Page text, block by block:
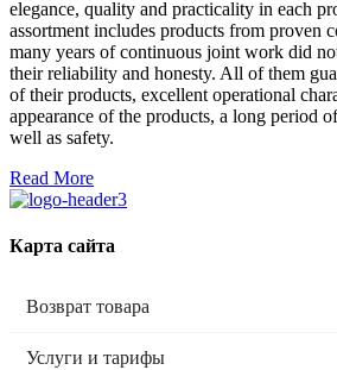
elegance, quality and practicality in each
assortment includes products from proven
many years of continuous joint work did
their reliability and honesty. All of them
of their products, excellent operational
appearance of the products, a long period
well as safety.
Read More
Карта сайта
Возврат товара
Услуги и тарифы